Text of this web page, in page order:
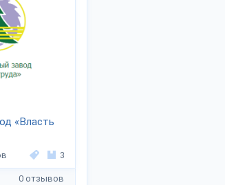
«Власть
3
0 отзывов